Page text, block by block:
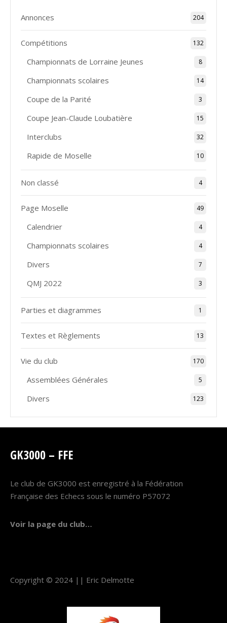
Annonces 204
Compétitions 132
Championnats de Lorraine Jeunes 8
Championnats scolaires 14
Coupe de la Parité 3
Coupe Jean-Claude Loubatière 15
Interclubs 32
Rapide de Moselle 10
Non classé 4
Page Moselle 49
Calendrier 4
Championnats scolaires 4
Divers 7
QMJ 2022 3
Parties et diagrammes 1
Textes et Règlements 13
Vie du club 170
Assemblées Générales 5
Divers 123
GK3000 – FFE
Le club de GK3000 est enregistré à la Fédération
Française des Echecs sous le numéro P57072
Voir la page du club…
Copyright © 2024 || Eric Delmotte